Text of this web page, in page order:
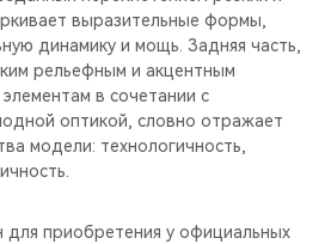
выразительные формы,
динамику и мощь. Задняя часть,
рельефным и акцентным
в сочетании с
оптикой, словно отражает
модели: технологичность,
для приобретения у официальных